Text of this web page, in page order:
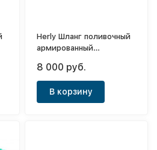
Herly Шланг поливочный
армированный
8 000 руб.
В корзину